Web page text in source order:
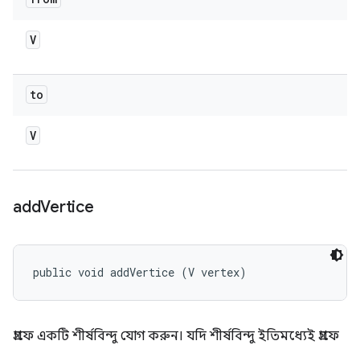
V
to
V
addVertice
public void addVertice (V vertex)
গ্রাফে একটি শীর্ষবিন্দু যোগ করুন। যদি শীর্ষবিন্দু ইতিমধ্যেই গ্রাফে